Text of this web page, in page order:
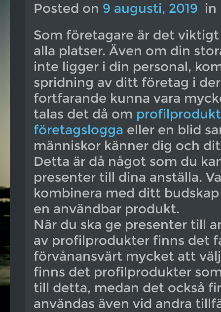
Posted on 9 augusti, 2019 in
Som företagare är det
alla platser. Även om din
inte ligger i din personal,
spridning av ditt företag i
fortfarande kunna vara
talas det då om
företagslogga eller en blid
människor känner dig och
Detta är då något som du
presenter till dina anställa.
kombinera med ditt
en användbar produkt.
När du ska ge presenter till
av profilprodukter finns det
förvånansvärt mycket att
finns det profilprodukter
till detta, medan det också
användas även vid andra